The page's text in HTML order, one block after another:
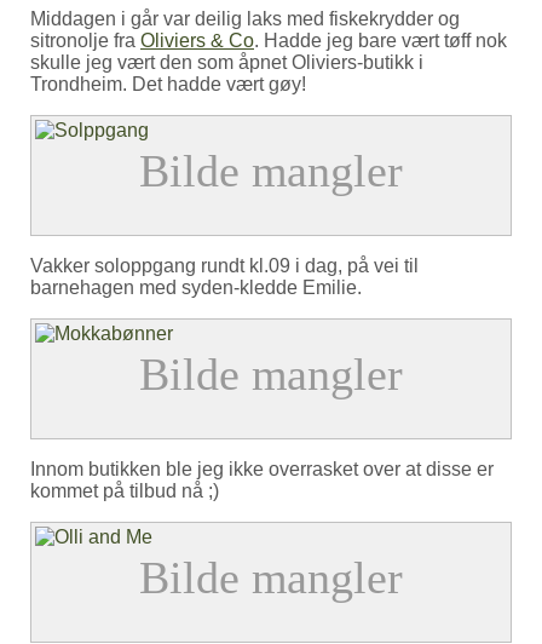
Middagen i går var deilig laks med fiskekrydder og
sitronolje fra Oliviers & Co. Hadde jeg bare vært tøff nok
skulle jeg vært den som åpnet Oliviers-butikk i
Trondheim. Det hadde vært gøy!
Vakker soloppgang rundt kl.09 i dag, på vei til
barnehagen med syden-kledde Emilie.
Innom butikken ble jeg ikke overrasket over at disse er
kommet på tilbud nå ;)